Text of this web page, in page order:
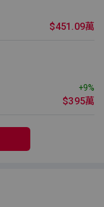
$451.09萬
+9%
$395萬